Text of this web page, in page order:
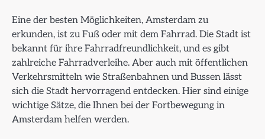
Eine der besten Möglichkeiten, Amsterdam zu
erkunden, ist zu Fuß oder mit dem Fahrrad. Die Stadt ist
bekannt für ihre Fahrradfreundlichkeit, und es gibt
zahlreiche Fahrradverleihe. Aber auch mit öffentlichen
Verkehrsmitteln wie Straßenbahnen und Bussen lässt
sich die Stadt hervorragend entdecken. Hier sind einige
wichtige Sätze, die Ihnen bei der Fortbewegung in
Amsterdam helfen werden.